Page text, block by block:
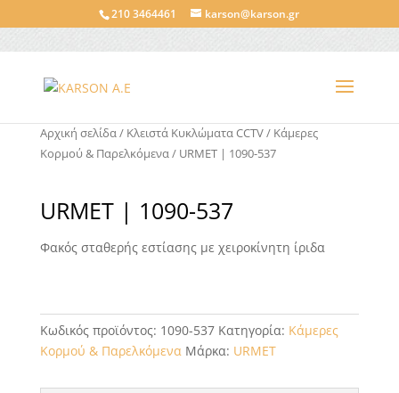
210 3464461 karson@karson.gr
Αρχική σελίδα/ Κλειστά Κυκλώματα CCTV/ Κάμερες
Κορμού & Παρελκόμενα/ URMET | 1090-537
URMET | 1090-537
Φακός σταθερής εστίασης με χειροκίνητη ίριδα
Κωδικός προϊόντος: 1090-537 Κατηγορία: Κάμερες
Κορμού & Παρελκόμενα Μάρκα: URMET